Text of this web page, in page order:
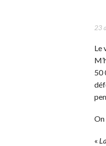
23
Le
50
On
«